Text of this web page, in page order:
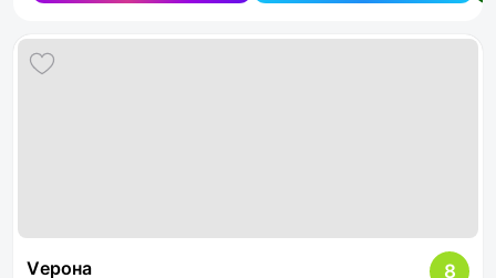
Vерона 8